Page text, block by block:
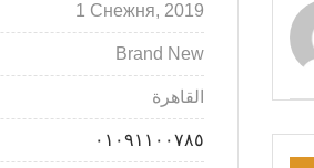
1 Снежня, 2019
Brand New
القاهرة
٠١٠٩١١٠٠٧٨٥